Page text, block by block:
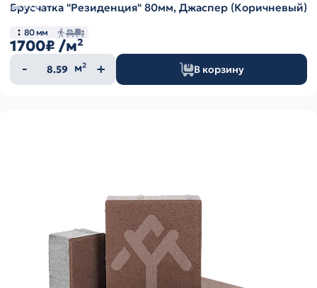
Брусчатка "Резиденция" 80мм, Джаспер (Коричневый)
80 мм
1700₽ /м²
Количество
товара
м² В корзину